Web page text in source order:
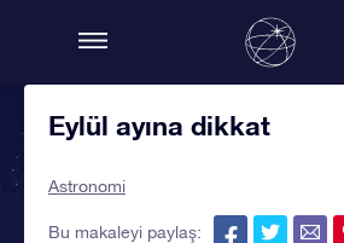
Eylül ayına dikkat
Astronomi
Bu makaleyi paylaş: